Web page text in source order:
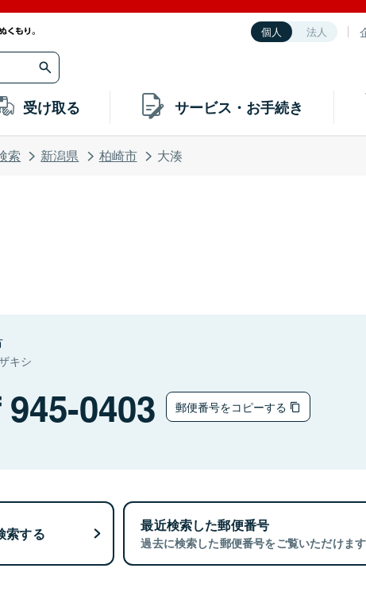
個人 法人
受け取る サービス・お手続き
索 新潟県 柏崎市 大湊
キシ
945-0403 郵便番号をコピーする
索する 最近検索した郵便番号
過去に検索した郵便番号をご覧いただけます